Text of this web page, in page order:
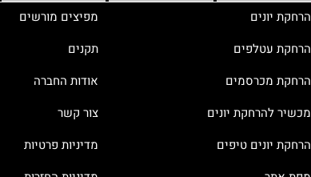
הרחקת יונים
הרחקת עטלפים
הרחקת מכרסמים
מכשיר להרחקת יונים
הרחקת יונים טיפים
מפיצים מורשים
תקנים
אודות החברה
צור קשר
מדיניות פרטיות